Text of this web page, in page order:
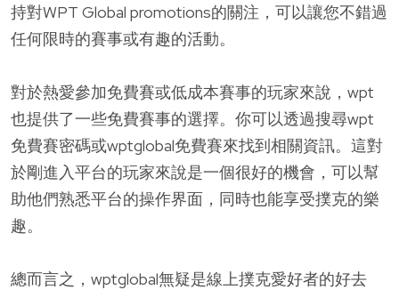
持對WPT Global promotions的關注，可以讓您不錯過
任何限時的賽事或有趣的活動。
對於熱愛參加免費賽或低成本賽事的玩家來說，wpt
也提供了一些免費賽事的選擇。你可以透過搜尋wpt
免費賽密碼或wptglobal免費賽來找到相關資訊。這對
於剛進入平台的玩家來說是一個很好的機會，可以幫
助他們熟悉平台的操作界面，同時也能享受撲克的樂
趣。
總而言之，wptglobal無疑是線上撲克愛好者的好去